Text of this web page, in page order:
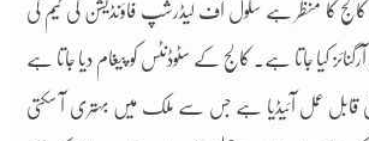
کا منظر ہے سکول آف لیڈرشپ فاؤنڈیشن کی ٹیم کی
کیا جاتا ہے۔ کالج کے سٹوڈنٹس کو پیغام دیا جاتا ہے
قابل عمل آئیڈیا ہے جس سے ملک میں بہتری آ سکتی